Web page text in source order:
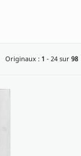
Originaux : 1 - 24 sur 98